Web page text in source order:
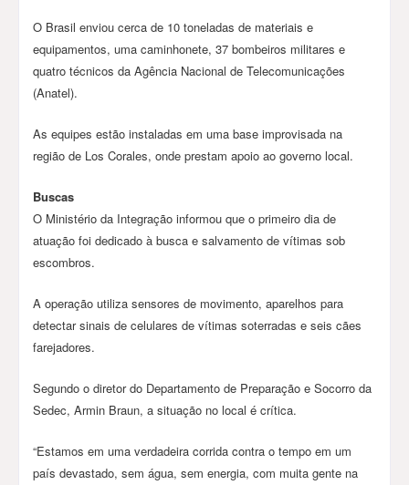
O Brasil enviou cerca de 10 toneladas de materiais e
equipamentos, uma caminhonete, 37 bombeiros militares e
quatro técnicos da Agência Nacional de Telecomunicações
(Anatel).
As equipes estão instaladas em uma base improvisada na
região de Los Corales, onde prestam apoio ao governo local.
Buscas
O Ministério da Integração informou que o primeiro dia de
atuação foi dedicado à busca e salvamento de vítimas sob
escombros.
A operação utiliza sensores de movimento, aparelhos para
detectar sinais de celulares de vítimas soterradas e seis cães
farejadores.
Segundo o diretor do Departamento de Preparação e Socorro da
Sedec, Armin Braun, a situação no local é crítica.
“Estamos em uma verdadeira corrida contra o tempo em um
país devastado, sem água, sem energia, com muita gente na